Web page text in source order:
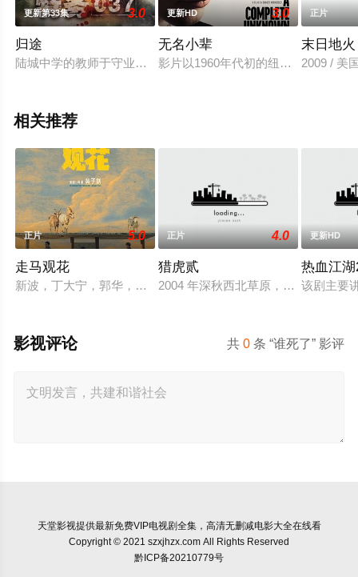
更新第33集 3.0
归途
陆城中学的教师于守业深爱着合盛戏班头牌周小莲，陆城警备
更新HD 3.0
无名小辈
影片以1960年代初的纽约音乐界为
正片
末日地火
2009 / 美
相关推荐
正片 5.0
走马观花
新波，丁大宁，郭华，程一木他们毕业于同一所大学。他们和
正片 4.0
猎虎贰
2004 年深秋西北草原，假交警截停
更新HD
热血江湖
该剧主要
共0 条 “谁死了” 影评
影视评论
天堂影视提供最新免费VIP电视剧全集，高清无删减电影大全在线看
Copyright © 2021 szxjhzx.com All Rights Reserved
黔ICP备20210779号